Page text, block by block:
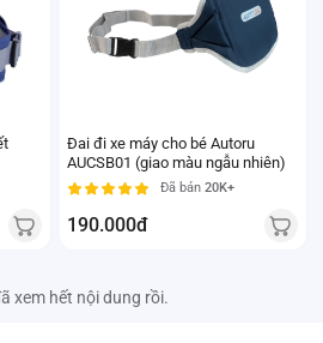
Đai đi xe máy cho bé Autoru
AUCSB01 (giao màu ngẫu nhiên)
Đã bán 20K+
190.000đ
xem hết nội dung rồi.